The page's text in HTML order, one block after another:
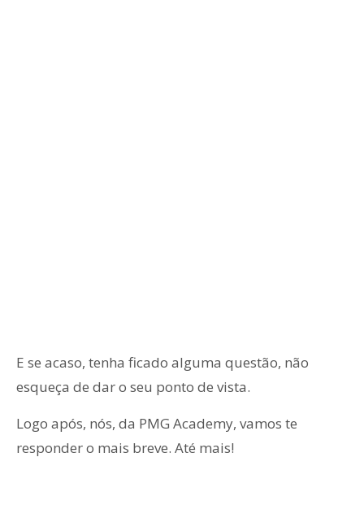
E se acaso, tenha ficado alguma questão, não
esqueça de dar o seu ponto de vista.
Logo após, nós, da PMG Academy, vamos te
responder o mais breve. Até mais!